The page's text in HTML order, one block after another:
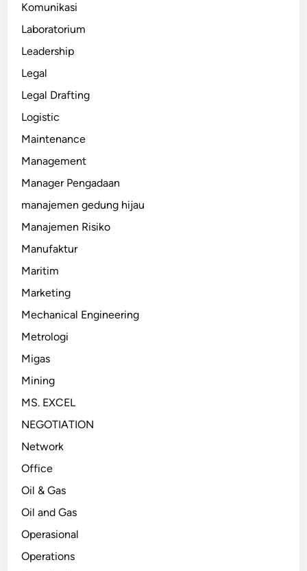
Komunikasi
Laboratorium
Leadership
Legal
Legal Drafting
Logistic
Maintenance
Management
Manager Pengadaan
manajemen gedung hijau
Manajemen Risiko
Manufaktur
Maritim
Marketing
Mechanical Engineering
Metrologi
Migas
Mining
MS. EXCEL
NEGOTIATION
Network
Office
Oil & Gas
Oil and Gas
Operasional
Operations